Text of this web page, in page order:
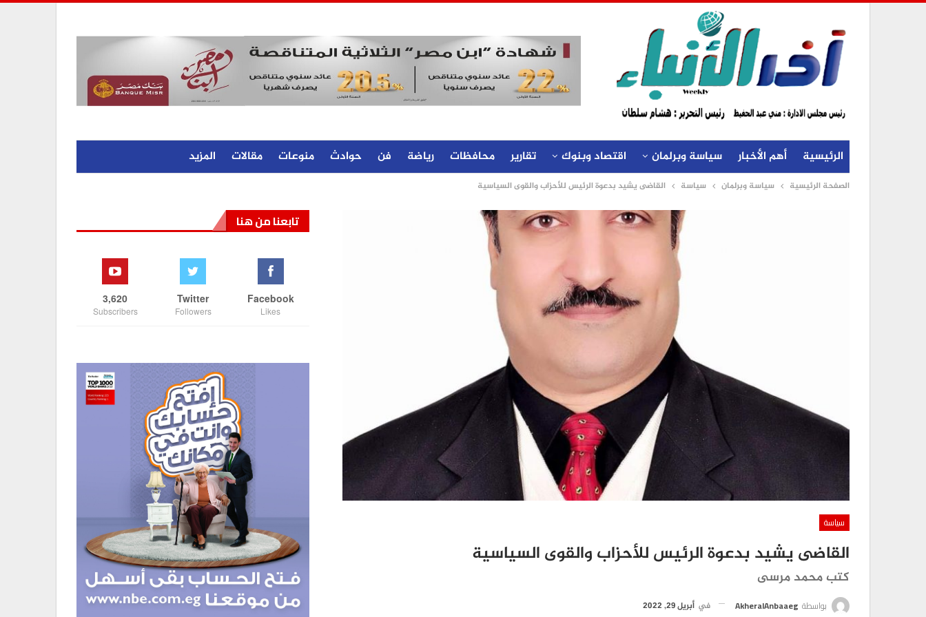
الرئيسية أهم الأخبار سياسة وبرلمان اقتصاد وبنوك تقارير محافظات رياضة فن حوادث منوعات مقالات المزيد
الصفحة الرئيسية سياسة وبرلمان سياسة القاضى يشيد بدعوة الرئيس للأحزاب والقوى السياسية
سياسة
القاضى يشيد بدعوة الرئيس للأحزاب والقوى السياسية
كتب محمد مرسى
بواسطة AkheralAnbaaeg في أبريل 29, 2022
تابعنا من هنا
Facebook
Likes
Twitter
Followers
3,620
Subscribers